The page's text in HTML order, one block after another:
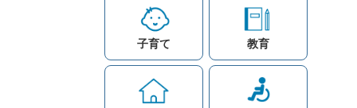
子育て 教育